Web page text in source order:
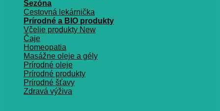
Sezóna
Cestovná lekárnička
Prírodné a BIO produkty
Včelie produkty
Čaje
Homeopatia
Masážne oleje a gély
Prírodné oleje
Prírodné produkty
Prírodné šťavy
Zdravá výživa